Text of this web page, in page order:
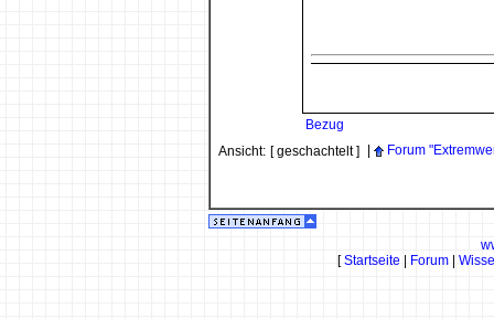
Bezug
Ansicht: [ geschachtelt ] Forum
[Startseite Forum